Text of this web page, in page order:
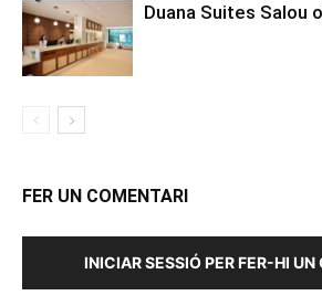
Duana Suites Salou
FER UN COMENTARI
INICIAR SESSIÓ PER FER-HI UN